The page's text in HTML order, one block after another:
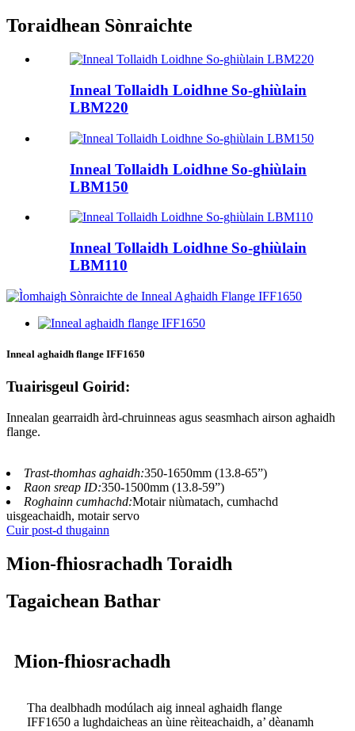
Toraidhean Sònraichte
Inneal Tollaidh Loidhne So-ghiùlain
LBM220
Inneal Tollaidh Loidhne So-ghiùlain
LBM150
Inneal Tollaidh Loidhne So-ghiùlain
LBM110
Inneal aghaidh flange IFF1650
Tuairisgeul Goirid:
Innealan gearraidh àrd-chruinneas agus seasmhach airson aghaidh
flange.
Trast-thomhas aghaidh:350-1650mm (13.8-65”)
Raon sreap ID:350-1500mm (13.8-59”)
Roghainn cumhachd:Motair niùmatach, cumhachd
uisgeachaidh, motair servo
Cuir post-d thugainn
Mion-fhiosrachadh Toraidh
Tagaichean Bathar
Mion-fhiosrachadh
Tha dealbhadh modúlach aig inneal aghaidh flange
IFF1650 a lughdaicheas an ùine rèiteachaidh, a’ dèanamh